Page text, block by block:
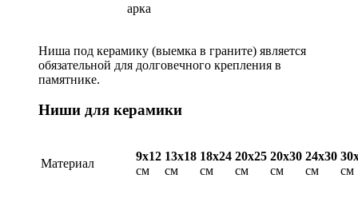
арка
Ниша под керамику (выемка в граните) является
обязательной для долговечного крепления в
памятнике.
Ниши для керамики
Материал
9х12
см
13х18
см
18х24
см
20х25
см
20х30
см
24х30
см
см